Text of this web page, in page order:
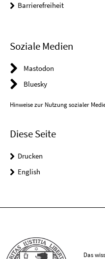
Barrierefreiheit
Soziale Medien
Mastodon
Bluesky
Hinweise zur Nutzung sozialer
Diese Seite
Drucken
English
Das